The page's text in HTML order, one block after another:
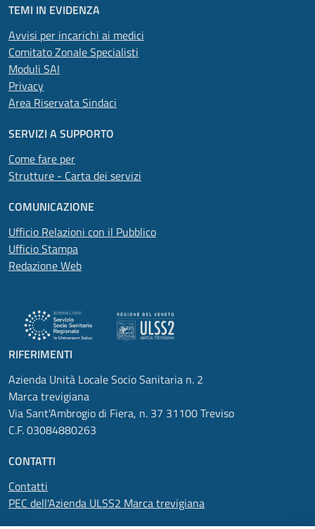
TEMI IN EVIDENZA
Avvisi per incarichi ai medici
Comitato Zonale Specialisti
Moduli SAI
Privacy
Area Riservata Sindaci
SERVIZI A SUPPORTO
Come fare per
Strutture - Carta dei servizi
COMUNICAZIONE
Ufficio Relazioni con il Pubblico
Ufficio Stampa
Redazione Web
RIFERIMENTI
Azienda Unità Locale Socio Sanitaria n. 2
Marca trevigiana
Via Sant'Ambrogio di Fiera, n. 37 31100 Treviso
C.F. 03084880263
CONTATTI
Contatti
PEC dell'Azienda ULSS2 Marca trevigiana